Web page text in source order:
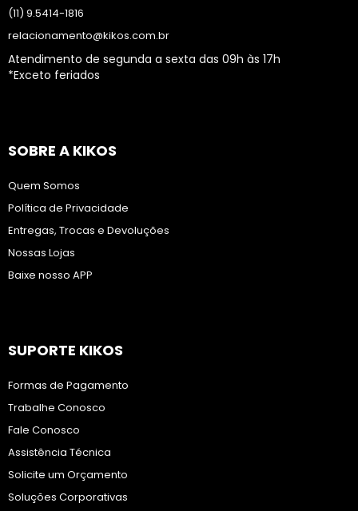
(11) 9.5414-1816
relacionamento@kikos.com.br
Atendimento de segunda a sexta das 09h às 17h
*Exceto feriados
SOBRE A KIKOS
Quem Somos
Política de Privacidade
Entregas, Trocas e Devoluções
Nossas Lojas
Baixe nosso APP
SUPORTE KIKOS
Formas de Pagamento
Trabalhe Conosco
Fale Conosco
Assistência Técnica
Solicite um Orçamento
Soluções Corporativas